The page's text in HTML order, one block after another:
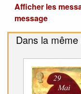
Afficher les
message
Dans la